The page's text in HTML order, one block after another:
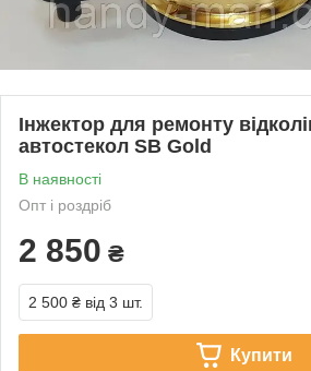
Інжектор для ремонту
автостекол SB Gold
В наявності
Опт і роздріб
2 850 ₴
2 500 ₴ від 3 шт.
Купити